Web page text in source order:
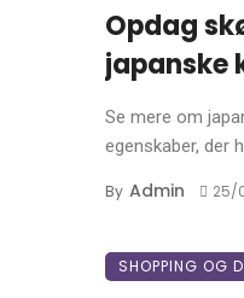
Opdag
japanske
Se mere om
egenskaber, der
By Admin 25/
SHOPPING OG